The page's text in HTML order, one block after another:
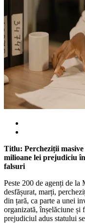
Titlu: Percheziții
milioane lei prejudiciu
falsuri
Peste 200 de agenți de
desfășurat, marți,
din țară, ca parte a unei
organizată, înșelăciune și
prejudiciul adus statului